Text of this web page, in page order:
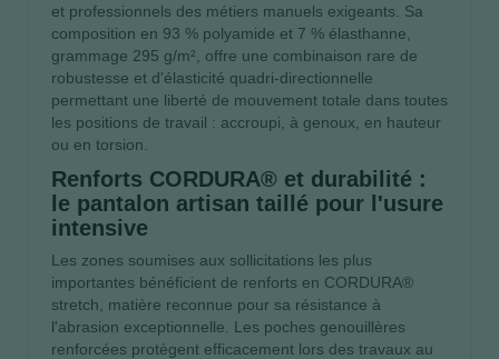
et professionnels des métiers manuels exigeants. Sa
composition en 93 % polyamide et 7 % élasthanne,
grammage 295 g/m², offre une combinaison rare de
robustesse et d'élasticité quadri-directionnelle
permettant une liberté de mouvement totale dans toutes
les positions de travail : accroupi, à genoux, en hauteur
ou en torsion.
Renforts CORDURA® et durabilité :
le pantalon artisan taillé pour l'usure
intensive
Les zones soumises aux sollicitations les plus
importantes bénéficient de renforts en CORDURA®
stretch, matière reconnue pour sa résistance à
l'abrasion exceptionnelle. Les poches genouillères
renforcées protègent efficacement lors des travaux au